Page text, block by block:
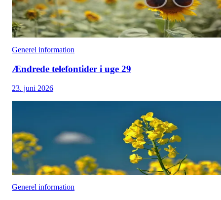
Generel information
Ændrede telefontider i uge 29
23. juni 2026
Generel information